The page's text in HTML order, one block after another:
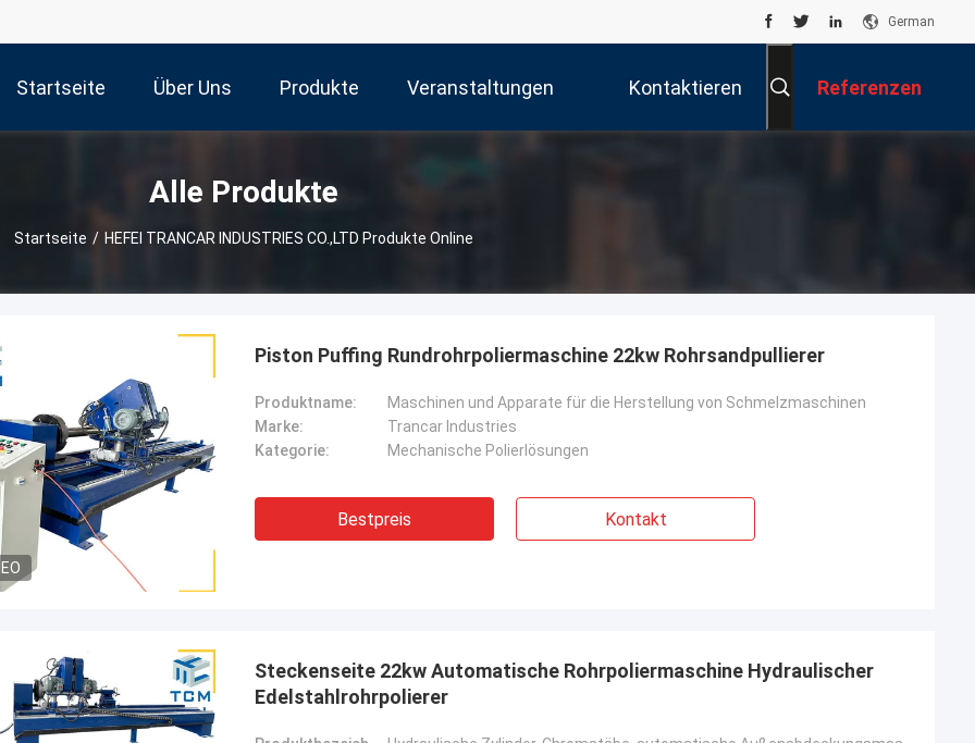
German
Startseite Über Uns Produkte Veranstaltungen Kontaktieren Referenzen
Alle Produkte
Startseite / HEFEI TRANCAR INDUSTRIES CO.,LTD Produkte Online
Piston Puffing Rundrohrpoliermaschine 22kw Rohrsandpullierer
Produktname:
Maschinen und Apparate für die Herstellung von Schmelzmaschinen
Marke:
Trancar Industries
Kategorie:
Mechanische Polierlösungen
Bestpreis Kontakt
Steckenseite 22kw Automatische Rohrpoliermaschine Hydraulischer
Edelstahlrohrpolierer